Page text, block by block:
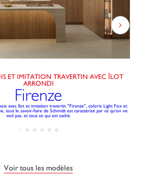
ET IMITATION TRAVERTIN AVEC ÎLOT
ARRONDI
Firenze
avec îlot et imitation travertin "Firenze", coloris Light Fox et
tout le savoir-faire de Schmidt est caractérisé par ce qu'on ne
voit pas, et tout ce qui est caché.
Voir tous les modèles